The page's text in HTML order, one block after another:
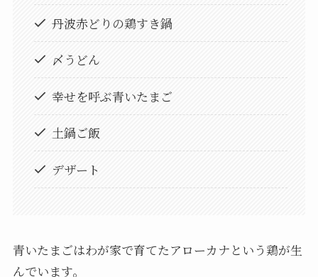
丹波赤どりの鶏すき鍋
〆うどん
幸せを呼ぶ青いたまご
土鍋ご飯
デザート
青いたまごはわが家で育てたアローカナという鶏が生
んでいます。